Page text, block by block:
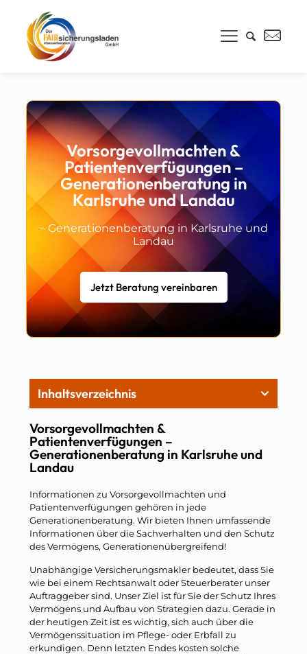
Vorsorgevollmachten &
Patientenverfügungen –
Generationenberatung in
Karlsruhe und Landau
– Generationenberatung in Karlsruhe und
Landau
Jetzt Beratung vereinbaren
Vorsorgevollmachten &
Patientenverfügungen –
Generationenberatung in Karlsruhe und
Landau
Informationen zu Vorsorgevollmachten und
Patientenverfügungen gehören in jede
Generationenberatung. Wir bieten Ihnen umfassende
Informationen über die Sachverhalten und den Schutz
des Vermögens, Generationenübergreifend!
Unabhängige Versicherungsmakler bedeutet, dass Sie
wie bei einem Rechtsanwalt oder Steuerberater unser
Auftraggeber sind. Unser Ziel ist für Sie der Schutz Ihres
Vermögens und Aufbau von Strategien dazu. Gerade in
der heutigen Zeit ist es wichtig, sich auch über die
Vermögenssituation im Pflege- oder Erbfall zu
erkundigen. Denn letzten Endes kosten solche
Inhaltsverzeichnis